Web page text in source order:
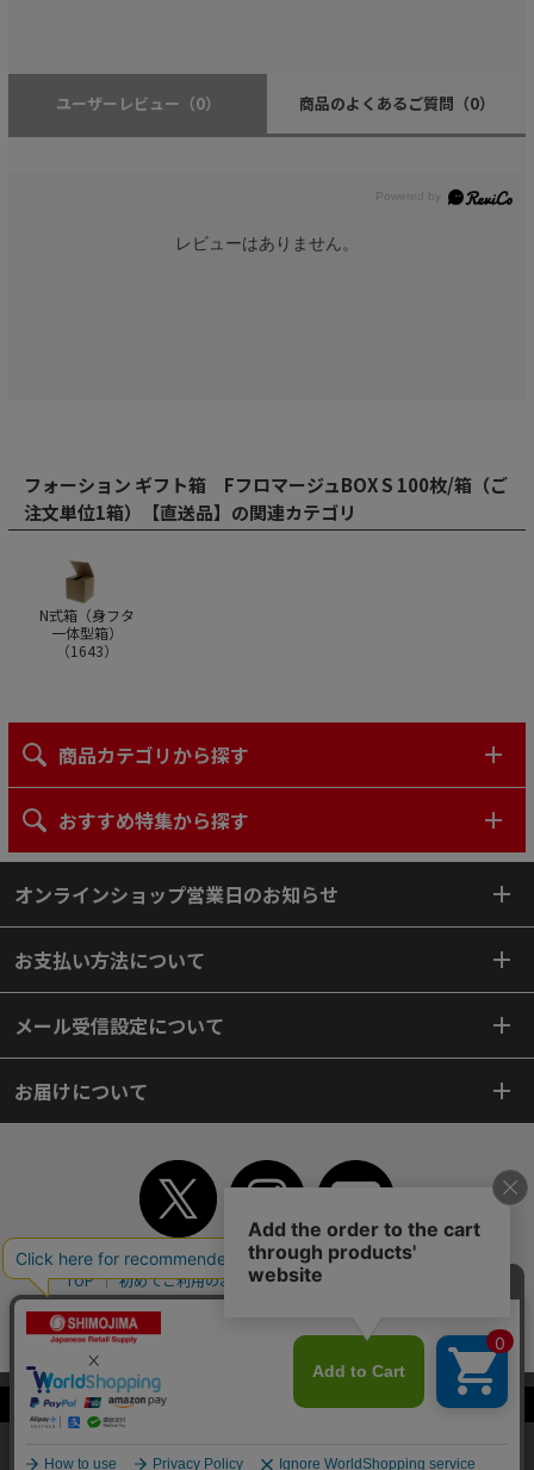
当サイトはクッキー（Cookie）を使用しています。Cookieの使用に同意いた
だける場合は「OK」をクリックしてください。
OK
ユーザーレビュー （0） 商品のよくあるご質問 （0）
レビューはありません。
フォーション ギフト箱 FフロマージュBOX S 100枚/箱（ご
注文単位1箱）【直送品】の関連カテゴリ
N式箱（身フタ
一体型箱）
（1643）
商品カテゴリから探す
おすすめ特集から探す
オンラインショップ営業日のお知らせ
お支払い方法について
メール受信設定について
お届けについて
TOP 初めてご利用のお客様へ ご利用案内
個人情報保護方針
よくあるご質問
WEBカタログ
Copyright© 2018 SHIMOJIMA Co.,Ltd. All Rights Reserved.